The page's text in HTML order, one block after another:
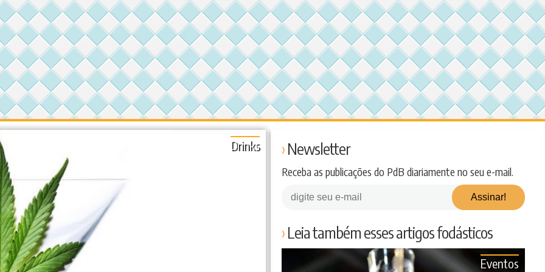
Drinks Newsletter
Receba as publicações do PdB diariamente no seu e-mail.
Leia também esses artigos fodásticos
Eventos